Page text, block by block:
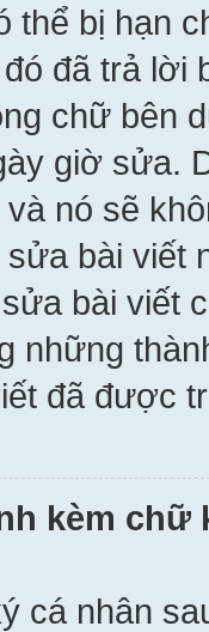
thể bị hạn
đã trả lời
chữ bên
giờ sửa.
nó sẽ
bài viết
bài viết
những
đã được
kèm chữ
cá nhân